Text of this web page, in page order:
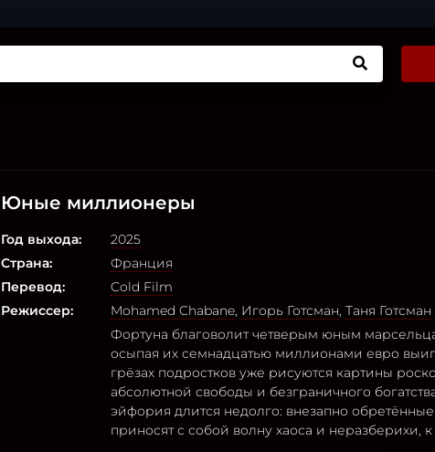
Юные миллионеры
Год выхода:
2025
Страна:
Франция
Перевод:
Cold Film
Режиссер:
Mohamed Chabane, Игорь Готсман, Таня Готсман
Фортуна благоволит четверым юным
осыпая их семнадцатью миллионами евро
грёзах подростков уже рисуются картины
абсолютной свободы и безграничного
эйфория длится недолго: внезапно обретённые
приносят с собой волну хаоса и неразберихи, к